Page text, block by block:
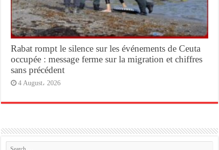
Rabat rompt le silence sur les événements de Ceuta
occupée : message ferme sur la migration et chiffres
sans précédent
4 August، 2026